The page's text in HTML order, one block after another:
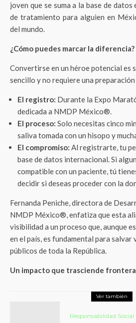
joven que se suma a la base de
de tratamiento para alguien en
del mundo.
¿Cómo puedes marcar la diferencia?
Convertirse en un héroe potencial es
sencillo y no requiere una
El registro: Durante la Expo
dedicada a NMDP México®.
El proceso: Solo necesitas cinco
saliva tomada con un hisopo y
El compromiso: Al registrarte, tu
base de datos internacional. Si
compatible con un paciente, tú
decidir si deseas proceder con la
Fernanda Peniche, directora de
NMDP México®, enfatiza que esta
visibilidad a un proceso que, aunque
en el país, es fundamental para salvar
públicos de toda la República.
Un impacto que trasciende
Ver también
Responsabilidad Social